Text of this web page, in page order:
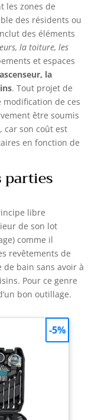
les zones de
des résidents ou
des éléments
la toiture, les
et espaces
la
. Tout projet de
modification de ces
être soumis
car son coût est
en fonction de
parties
libre
de son lot
comme il
revêtements de
de bain sans avoir à
Pour ce genre
bon outillage.
-5%